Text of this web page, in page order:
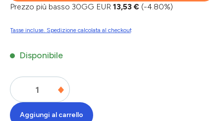
Prezzo più basso 30GG EUR 13,53 € (-4.80%)
Tasse incluse. Spedizione calcolata al checkout
Disponibile
Aggiungi al carrello